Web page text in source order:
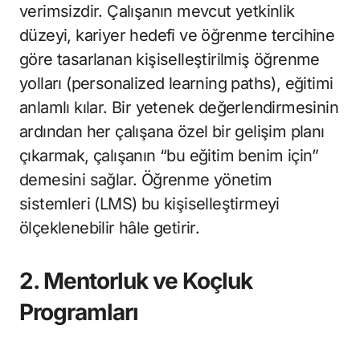
verimsizdir. Çalışanın mevcut yetkinlik
düzeyi, kariyer hedefi ve öğrenme tercihine
göre tasarlanan kişiselleştirilmiş öğrenme
yolları (personalized learning paths), eğitimi
anlamlı kılar. Bir yetenek değerlendirmesinin
ardından her çalışana özel bir gelişim planı
çıkarmak, çalışanın “bu eğitim benim için”
demesini sağlar. Öğrenme yönetim
sistemleri (LMS) bu kişiselleştirmeyi
ölçeklenebilir hâle getirir.
2. Mentorluk ve Koçluk
Programları